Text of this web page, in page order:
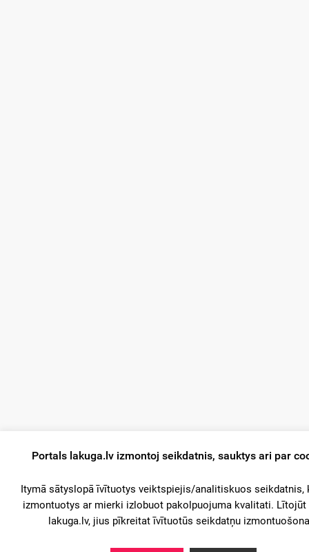
Portals lakuga.lv izmontoj seikdatnis, sauktys ari par
Itymā sātyslopā īvītuotys veiktspiejis/analitiskuos seikdatnis,
izmontuotys ar mierki izlobuot pakolpuojuma kvalitati. Lītojūt
lakuga.lv, jius pīkreitat īvītuotūs seikdatņu